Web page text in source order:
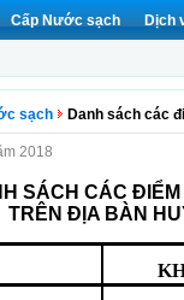
Cấp Nước sạch Dịch
sạch Danh sách các
2018
SÁCH CÁC
TRÊN ĐỊA BÀN